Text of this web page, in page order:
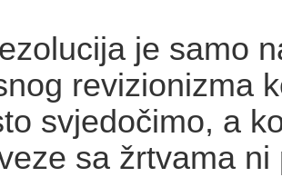
je samo
revizionizma
svjedočimo, a
sa žrtvama